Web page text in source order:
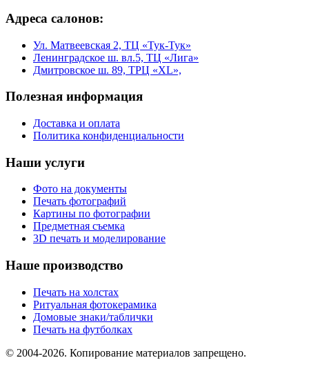
Адреса салонов:
Ул. Матвеевская 2, ТЦ «Тук-Тук»
Ленинградское ш. вл.5, ТЦ «Лига»
Дмитровское ш. 89, ТРЦ «XL»,
Полезная информация
Доставка и оплата
Политика конфиденциальности
Наши услуги
Фото на документы
Печать фотографий
Картины по фотографии
Предметная съемка
3D печать и моделирование
Наше производство
Печать на холстах
Ритуальная фотокерамика
Домовые знаки/таблички
Печать на футболках
© 2004-2026. Копирование материалов запрещено.